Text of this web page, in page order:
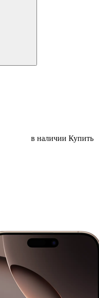
в наличии Купить